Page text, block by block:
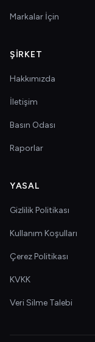
Markalar İçin
ŞIRKET
Hakkımızda
İletişim
Basın Odası
Raporlar
YASAL
Gizlilik Politikası
Kullanım Koşulları
Çerez Politikası
KVKK
Veri Silme Talebi